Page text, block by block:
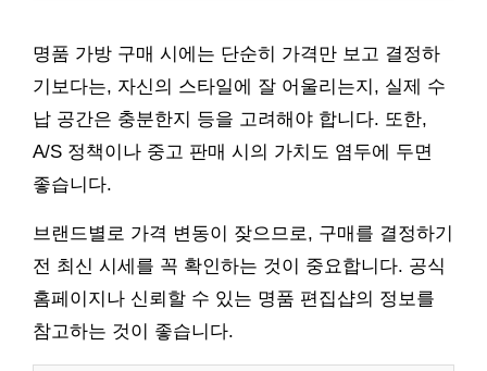
명품 가방 구매 시에는 단순히 가격만 보고 결정하
기보다는, 자신의 스타일에 잘 어울리는지, 실제 수
납 공간은 충분한지 등을 고려해야 합니다. 또한,
A/S 정책이나 중고 판매 시의 가치도 염두에 두면
좋습니다.
브랜드별로 가격 변동이 잦으므로, 구매를 결정하기
전 최신 시세를 꼭 확인하는 것이 중요합니다. 공식
홈페이지나 신뢰할 수 있는 명품 편집샵의 정보를
참고하는 것이 좋습니다.